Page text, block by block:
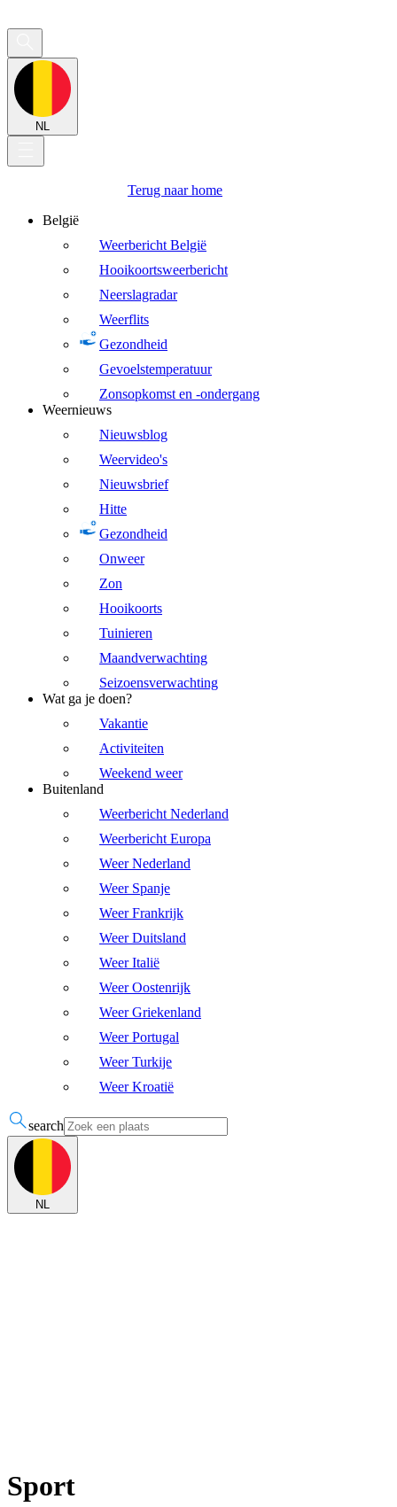
NL
Terug naar home
België
Weerbericht België
Hooikoortsweerbericht
Neerslagradar
Weerflits
Gezondheid
Gevoelstemperatuur
Zonsopkomst en -ondergang
Weernieuws
Nieuwsblog
Weervideo's
Nieuwsbrief
Hitte
Gezondheid
Onweer
Zon
Hooikoorts
Tuinieren
Maandverwachting
Seizoensverwachting
Wat ga je doen?
Vakantie
Activiteiten
Weekend weer
Buitenland
Weerbericht Nederland
Weerbericht Europa
Weer Nederland
Weer Spanje
Weer Frankrijk
Weer Duitsland
Weer Italië
Weer Oostenrijk
Weer Griekenland
Weer Portugal
Weer Turkije
Weer Kroatië
search
NL
Sport